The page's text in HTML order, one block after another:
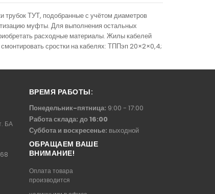
трубок ТУТ, подобранные с учётом диаметров
муфты. Для выполнения остальных
расходные материалы. Жилы кабелей
сростки на кабелях: ТППэп 20×2×0,4;
БА
ВРЕМЯ РАБОТЫ:
Понедельник-пятница: 9:00 - 17:00
Работа склада: до 16:00
Суббота и воскресенье: выходной
ОБРАЩАЕМ ВАШЕ
ВНИМАНИЕ!
Оплата товара
производится